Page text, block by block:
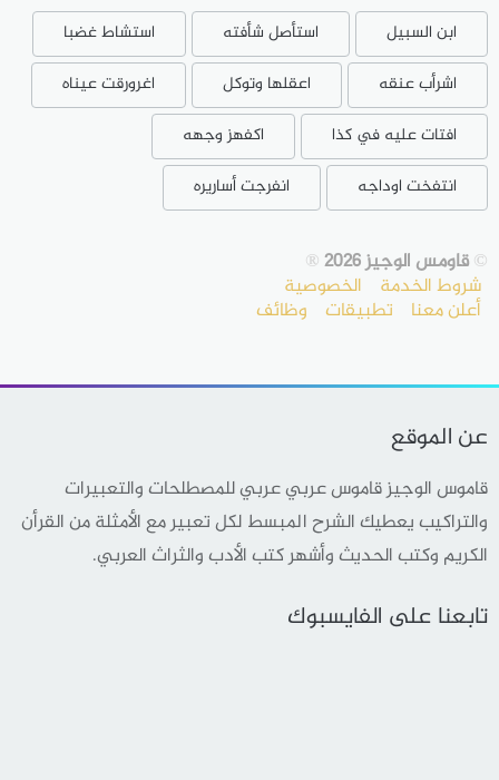
ابن السبيل استأصل شأفته
استشاط غضبا
اشرأب عنقه
اعقلها وتوكل
اغرورقت عيناه
افتات عليه في كذا
اكفهز وجهه
انتفخت اوداجه
انفرجت أساريره
©قاومس الوجيز 2026 ®
شروط الخدمة الخصوصية
أعلن معنا تطبيقات وظائف
عن الموقع
قاموس الوجيز قاموس عربي عربي للمصطلحات والتعبيرات
والتراكيب يعطيك الشرح المبسط لكل تعبير مع الأمثلة من القرأن
الكريم وكتب الحديث وأشهر كتب الأدب والثراث العربي.
تابعنا على الفايسبوك